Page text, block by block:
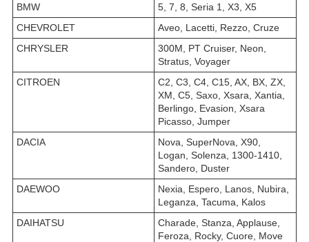
BMW
5, 7, 8, Seria 1, X3, X5
CHEVROLET
Aveo, Lacetti, Rezzo, Cruze
CHRYSLER
300M, PT Cruiser, Neon,
Stratus, Voyager
CITROEN
C2, C3, C4, C15, AX, BX, ZX,
XM, C5, Saxo, Xsara, Xantia,
Berlingo, Evasion, Xsara
Picasso, Jumper
DACIA
Nova, SuperNova, X90,
Logan, Solenza, 1300-1410,
Sandero, Duster
DAEWOO
Nexia, Espero, Lanos, Nubira,
Leganza, Tacuma, Kalos
DAIHATSU
Charade, Stanza, Applause,
Feroza, Rocky, Cuore, Move